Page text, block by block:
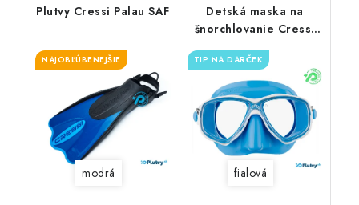
Plutvy Cressi Palau SAF
NAJOBĽÚBENEJŠIE
modrá
Detská maska na
šnorchlovanie Cressi
Marea Junior
TIP NA DARČEK
fialová